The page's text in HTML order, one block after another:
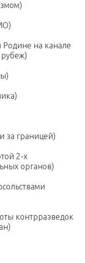
Родине на канале
рубеж)
за границей)
2-х
органов)
контрразведок